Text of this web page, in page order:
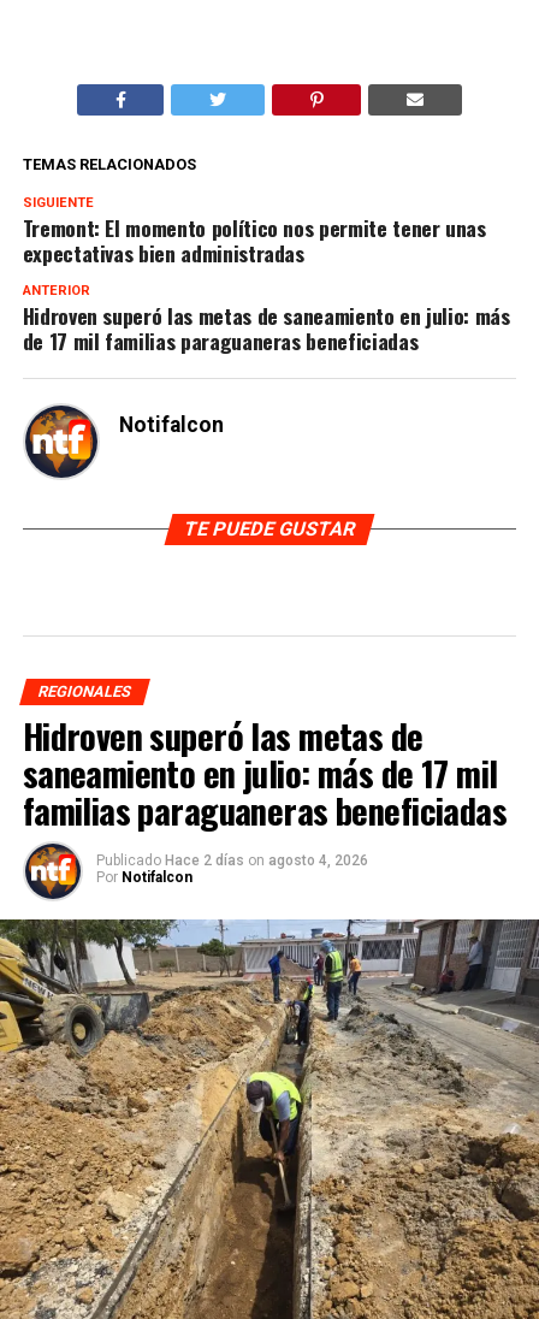
TEMAS RELACIONADOS
SIGUIENTE
Tremont: El momento político nos permite tener unas
expectativas bien administradas
ANTERIOR
Hidroven superó las metas de saneamiento en julio: más
de 17 mil familias paraguaneras beneficiadas
Notifalcon
TE PUEDE GUSTAR
REGIONALES
Hidroven superó las metas de
saneamiento en julio: más de 17 mil
familias paraguaneras beneficiadas
Publicado Hace 2 días on agosto 4, 2026
Por Notifalcon